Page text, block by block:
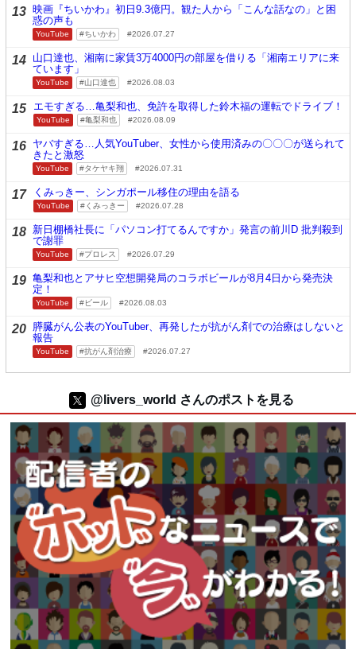
13 映画『ちいかわ』初日9.3億円。観た人から「こんな話なの」と困
惑の声も
YouTube ちいかわ 2026.07.27
14 山口達也、湘南に家賃3万4000円の部屋を借りる「湘南エリアに来
ています」
YouTube 山口達也 2026.08.03
15 エモすぎる…亀梨和也、免許を取得した鈴木福の運転でドライブ！
YouTube 亀梨和也 2026.08.09
16 ヤバすぎる…人気YouTuber、女性から使用済みの〇〇〇が送られて
きたと激怒
YouTube タケヤキ翔 2026.07.31
17 くみっきー、シンガポール移住の理由を語る
YouTube くみっきー 2026.07.28
18 新日棚橋社長に「パソコン打てるんですか」発言の前川D 批判殺到
で謝罪
YouTube プロレス 2026.07.29
19 亀梨和也とアサヒ空想開発局のコラボビールが8月4日から発売決
定！
YouTube ビール 2026.08.03
20 膵臓がん公表のYouTuber、再発したが抗がん剤での治療はしないと
報告
YouTube 抗がん剤治療 2026.07.27
@livers_world さんのポストを見る